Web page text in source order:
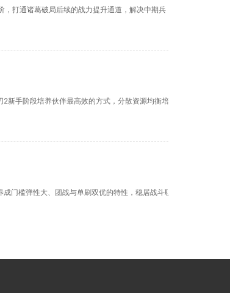
打通诸葛破局后续的战力提升通道，解决中期兵
新手阶段培养伙伴最高效的方式，分散资源均衡培
门槛弹性大、团战与单刷双优的特性，稳居战斗职